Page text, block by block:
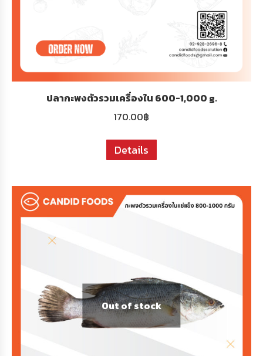
ปลากะพงตัวรวมเครื่องใน 600-1,000 g.
170.00฿
Details
Out of stock